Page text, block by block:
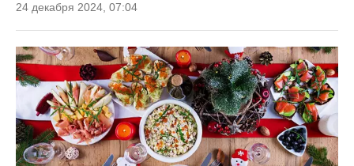
24 декабря 2024, 07:04